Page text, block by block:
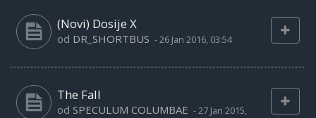
(Novi) Dosije X
od DR_SHORTBUS -26 Jan 2016, 03:54
The Fall
od SPECULUM COLUMBAE -27 Jan 2015,